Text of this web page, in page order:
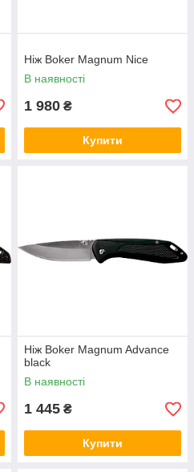
Ніж Boker Magnum Nice
В наявності
1 980 ₴
Купити
Ніж Boker Magnum Advance
black
В наявності
1 445 ₴
Купити